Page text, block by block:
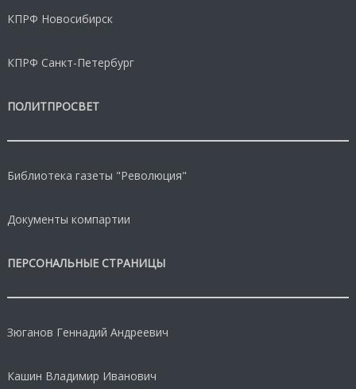
КПРФ Новосибирск
КПРФ Санкт-Петербург
ПОЛИТПРОСВЕТ
Библиотека газеты "Революция"
Документы компартии
ПЕРСОНАЛЬНЫЕ СТРАНИЦЫ
Зюганов Геннадий Андреевич
Кашин Владимир Иванович